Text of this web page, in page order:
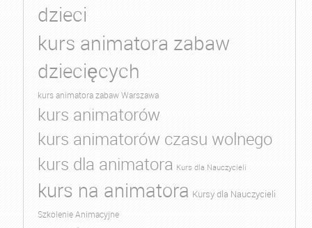
dzieci
kurs animatora zabaw
dziecięcych
kurs animatora zabaw Warszawa
kurs animatorów
kurs animatorów czasu wolnego
kurs dla animatora Kurs dla Nauczycieli
kurs na animatora Kursy dla Nauczycieli
Szkolenie Animacyjne